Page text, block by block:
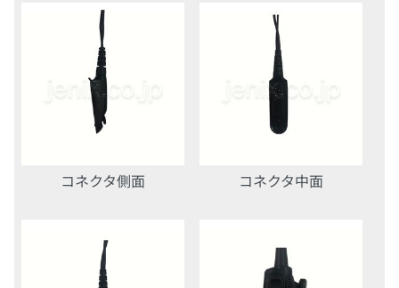
コネクタ側面 コネクタ中面